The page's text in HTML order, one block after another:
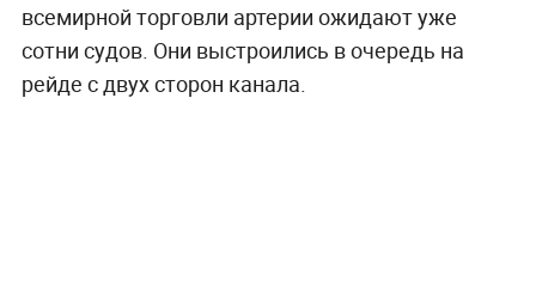
всемирной торговли артерии ожидают уже
сотни судов. Они выстроились в очередь на
рейде с двух сторон канала.